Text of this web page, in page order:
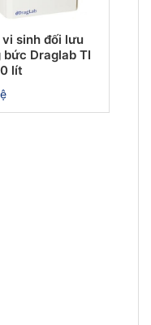
vi sinh đối lưu
Draglab TI
lít